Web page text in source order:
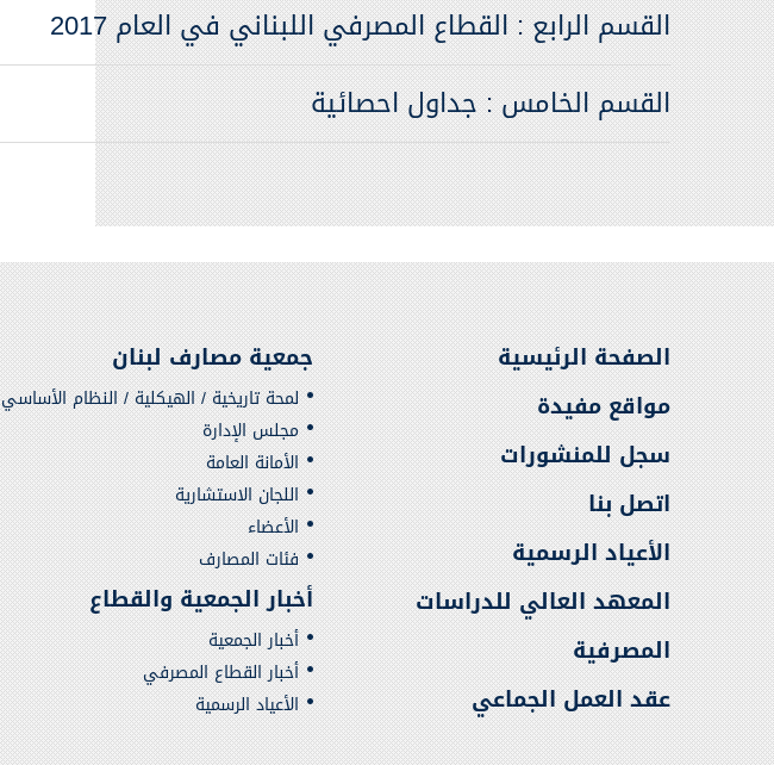
القسم الرابع : القطاع المصرفي اللبناني في العام 2017
القسم الخامس : جداول احصائية
الصفحة الرئيسية
مواقع مفيدة
سجل للمنشورات
اتصل بنا
الأعياد الرسمية
المعهد العالي للدراسات
المصرفية
عقد العمل الجماعي
جمعية مصارف لبنان
لمحة تاريخية / الهيكلية / النظام الأساسي
مجلس الإدارة
الأمانة العامة
اللجان الاستشارية
الأعضاء
فئات المصارف
أخبار الجمعية والقطاع
أخبار الجمعية
أخبار القطاع المصرفي
الأعياد الرسمية